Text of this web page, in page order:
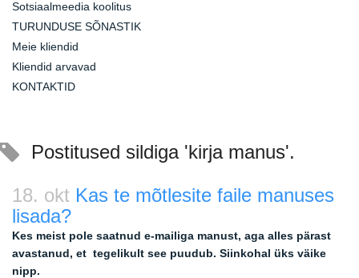
Sotsiaalmeedia koolitus
TURUNDUSE SÕNASTIK
Meie kliendid
Kliendid arvavad
KONTAKTID
Postitused sildiga 'kirja manus'.
18. okt Kas te mõtlesite faile manuses
lisada?
Kes meist pole saatnud e-mailiga manust, aga alles pärast
avastanud, et tegelikult see puudub. Siinkohal üks väike
nipp.